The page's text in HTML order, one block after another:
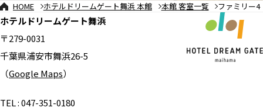
HOME ホテルドリームゲート舞浜 本館 本館 客室一覧 ファミリー4
ホテルドリームゲート舞浜
〒279-0031
千葉県浦安市舞浜26-5
（Google Maps）
TEL : 047-351-0180